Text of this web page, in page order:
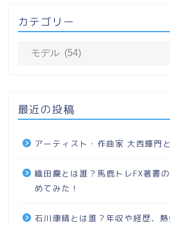
カテゴリー
最近の投稿
アーティスト・作曲家 大西輝門
織田慶とは誰？馬鹿トレFX著書
めてみた！
石川康晴とは誰？年収や経歴、